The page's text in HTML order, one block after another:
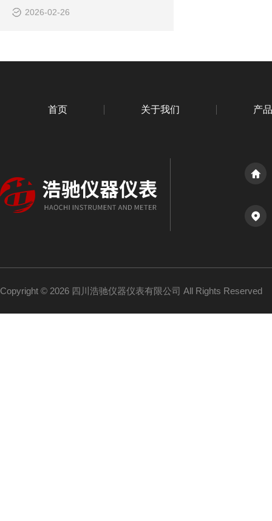
2026-02-26
首页 关于我们 产
Copyright © 2026 四川浩驰仪器仪表有限公司 All Rights Reserved